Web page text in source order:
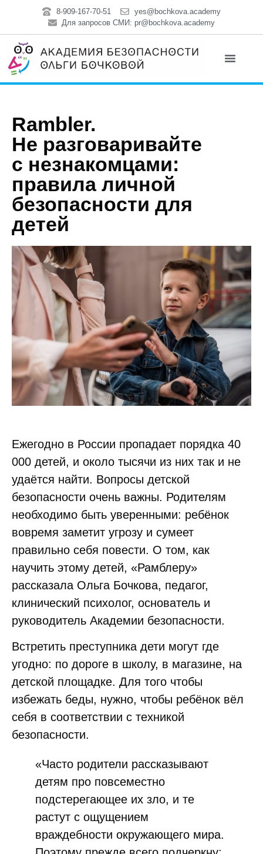
8-909-167-70-51
yes@bochkova.academy
Для запросов СМИ: pr@bochkova.academy
Rambler.
Не разговаривайте
с незнакомцами:
правила личной
безопасности для
детей
Ежегодно в России пропадает порядка 40
000 детей, и около тысячи из них так и не
удаётся найти. Вопросы детской
безопасности очень важны. Родителям
необходимо быть уверенными: ребёнок
вовремя заметит угрозу и сумеет
правильно себя повести. О том, как
научить этому детей, «Рамблеру»
рассказала Ольга Бочкова, педагог,
клинический психолог, основатель и
руководитель Академии безопасности.
Встретить преступника дети могут где
угодно: по дороге в школу, в магазине, на
детской площадке. Для того чтобы
избежать беды, нужно, чтобы ребёнок вёл
себя в соответствии с техникой
безопасности.
«Часто родители рассказывают
детям про повсеместно
подстерегающее их зло, и те
растут с ощущением
враждебности окружающего мира.